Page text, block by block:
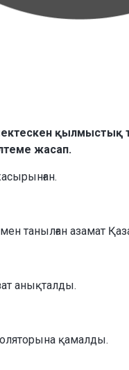
жасап.
танылған азамат
анықталды.
қамалды.